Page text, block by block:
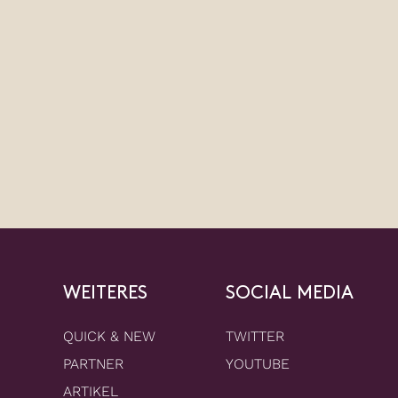
WEITERES
QUICK & NEW
PARTNER
ARTIKEL
SOCIAL MEDIA
TWITTER
YOUTUBE